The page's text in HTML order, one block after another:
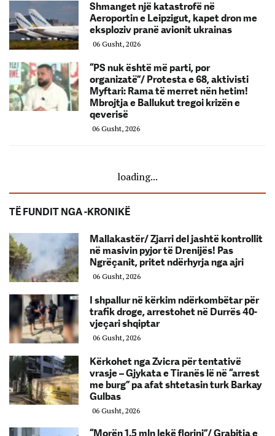
Shmanget një katastrofë në
Aeroportin e Leipzigut, kapet dron me
eksploziv pranë avionit ukrainas
06 Gusht, 2026
“PS nuk është më parti, por
organizatë”/ Protesta e 68, aktivisti
Myftari: Rama të merret nën hetim!
Mbrojtja e Ballukut tregoi krizën e
qeverisë
06 Gusht, 2026
loading...
TË FUNDIT NGA -KRONIKË
Mallakastër/ Zjarri del jashtë kontrollit
në masivin pyjor të Drenijës! Pas
Ngrëçanit, pritet ndërhyrja nga ajri
06 Gusht, 2026
I shpallur në kërkim ndërkombëtar për
trafik droge, arrestohet në Durrës 40-
vjeçari shqiptar
06 Gusht, 2026
Kërkohet nga Zvicra për tentativë
vrasje – Gjykata e Tiranës lë në “arrest
me burg” pa afat shtetasin turk Barkay
Gulbas
06 Gusht, 2026
“Morën 1.5 mln lekë florinj”/ Grabitja e